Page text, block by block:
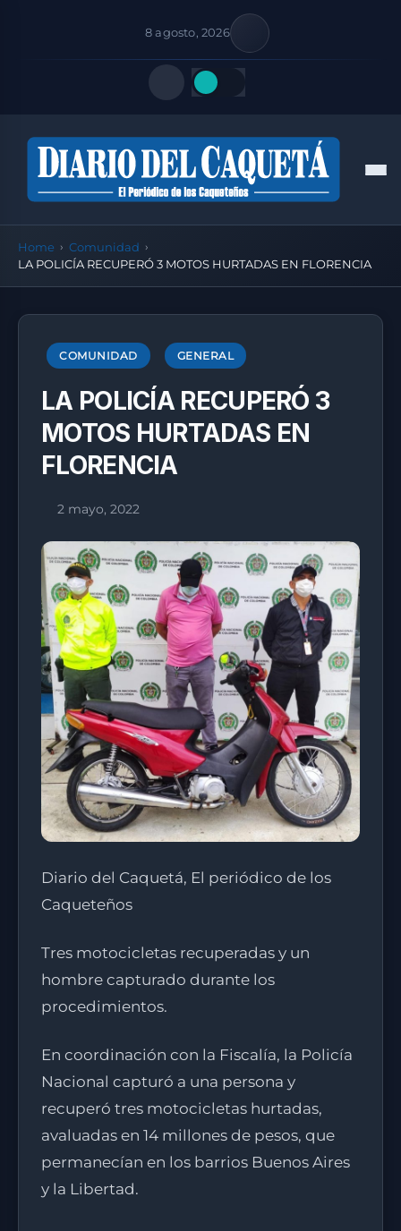
8 agosto, 2026
Quick Links
Menu
Home
Comunidad
LA POLICÍA RECUPERÓ 3 MOTOS HURTADAS EN FLORENCIA
COMUNIDAD GENERAL
LA POLICÍA RECUPERÓ 3
MOTOS HURTADAS EN
FLORENCIA
2 mayo, 2022
Diario del Caquetá, El periódico de los
Caqueteños
Tres motocicletas recuperadas y un
hombre capturado durante los
procedimientos.
En coordinación con la Fiscalía, la Policía
Nacional capturó a una persona y
recuperó tres motocicletas hurtadas,
avaluadas en 14 millones de pesos, que
permanecían en los barrios Buenos Aires
y la Libertad.